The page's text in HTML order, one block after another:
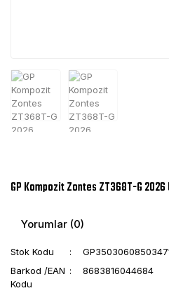
GP Kompozit Zontes ZT368T-G 2026
Yorumlar (0)
Stok Kodu
Barkod /EAN
Kodu
8683816044684